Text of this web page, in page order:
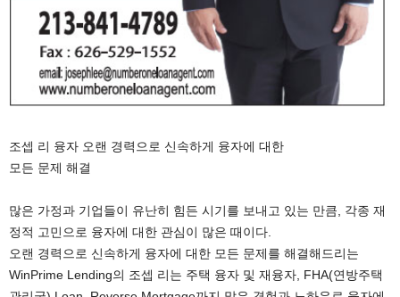
조셉 리 융자 오랜 경력으로 신속하게 융자에 대한
모든 문제 해결
많은 가정과 기업들이 유난히 힘든 시기를 보내고 있는 만큼, 각종 재
정적 고민으로 융자에 대한 관심이 많은 때이다.
오랜 경력으로 신속하게 융자에 대한 모든 문제를 해결해드리는
WinPrime Lending의 조셉 리는 주택 융자 및 재융자, FHA(연방주택